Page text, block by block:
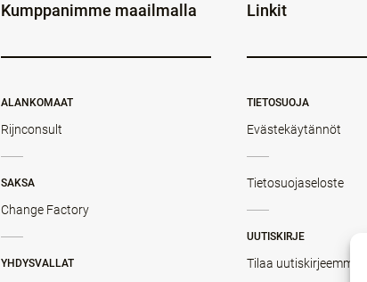
Kumppanimme maailmalla
ALANKOMAAT
Rijnconsult
SAKSA
Change Factory
YHDYSVALLAT
Linkit
TIETOSUOJA
Evästekäytännöt
Tietosuojaseloste
UUTISKIRJE
Tilaa uutiskirjeemme